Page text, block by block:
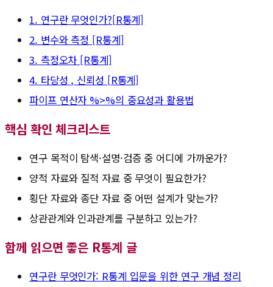
1. 연구란 무엇인가?[R통계]
2. 변수와 측정 [R통계]
3. 측정오차 [R통계]
4. 타당성 , 신뢰성 [R통계]
파이프 연산자 %>%의 중요성과 활용법
핵심 확인 체크리스트
연구 목적이 탐색·설명·검증 중 어디에 가까운가?
양적 자료와 질적 자료 중 무엇이 필요한가?
횡단 자료와 종단 자료 중 어떤 설계가 맞는가?
상관관계와 인과관계를 구분하고 있는가?
함께 읽으면 좋은 R통계 글
연구란 무엇인가: R통계 입문을 위한 연구 개념 정리